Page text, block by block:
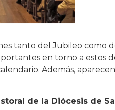
tanto del Jubileo como
en torno a estos
Además,
de la Diócesis de